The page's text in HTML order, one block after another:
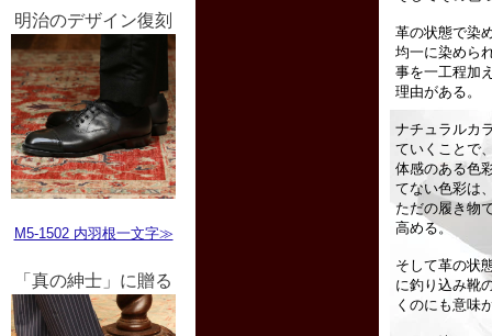
明治のデザイン復刻
M5-1502 内羽根一文字≫
「真の紳士」に贈る